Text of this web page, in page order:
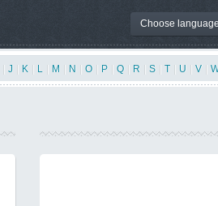
Choose language
J K L M N O P Q R S T U V